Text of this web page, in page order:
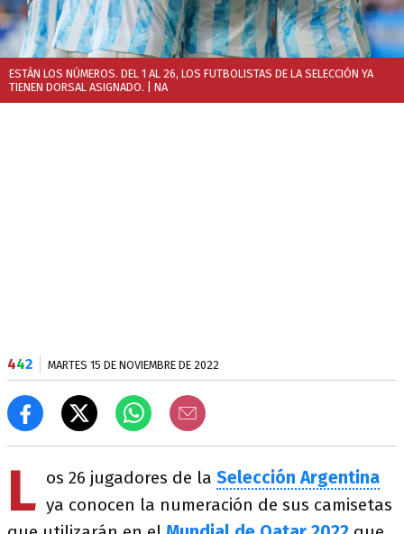
ESTÁN LOS NÚMEROS. DEL 1 AL 26, LOS FUTBOLISTAS DE LA SELECCIÓN YA
TIENEN DORSAL ASIGNADO. | NA
442 MARTES 15 DE NOVIEMBRE DE 2022
L os 26 jugadores de la Selección Argentina
ya conocen la numeración de sus camisetas